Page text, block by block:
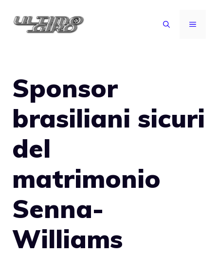
MENU
Sponsor
brasiliani sicuri
del
matrimonio
Senna-
Williams